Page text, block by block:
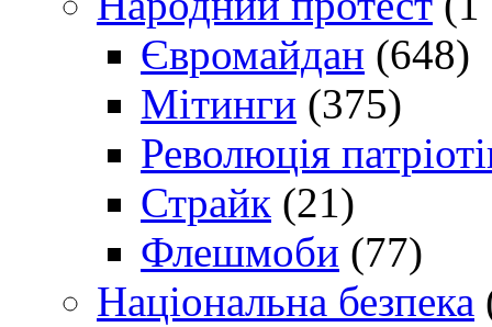
Євромайдан (648)
Мітинги (375)
Революція
Страйк (21)
Флешмоби (77)
Національна безпека